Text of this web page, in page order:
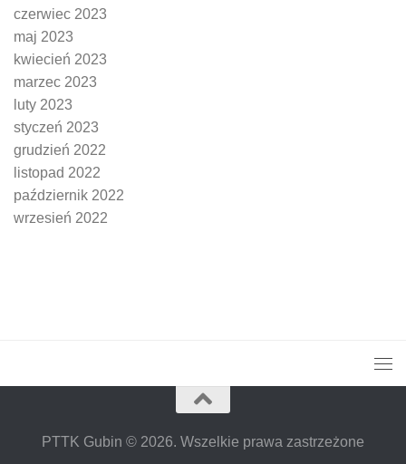
czerwiec 2023
maj 2023
kwiecień 2023
marzec 2023
luty 2023
styczeń 2023
grudzień 2022
listopad 2022
październik 2022
wrzesień 2022
PTTK Gubin © 2026. Wszelkie prawa zastrzeżone